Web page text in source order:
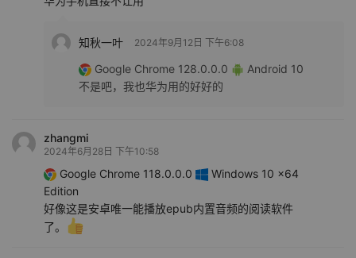
知秋一叶 2024年9月12日 下午6:08
Google Chrome 128.0.0.0
Android 10
不是吧，我也华为用的好好的
zhangmi
2024年6月28日 下午10:58
Google Chrome 118.0.0.0
Windows 10 x64
Edition
好像这是安卓唯一能播放epub内置音频的阅读软件
了。